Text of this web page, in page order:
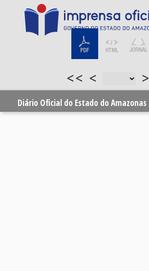
<< < >
Diário Oficial do Estado do Amazonas